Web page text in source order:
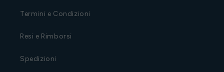
Termini e Condizioni
Resi e Rimborsi
Spedizioni